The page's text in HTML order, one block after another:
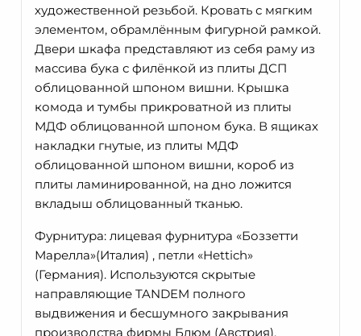
художественной резьбой. Кровать с мягким
элементом, обрамлённым фигурной рамкой.
Двери шкафа представляют из себя раму из
массива бука с филёнкой из плиты ДСП
облицованной шпоном вишни. Крышка
комода и тумбы прикроватной из плиты
МДФ облицованной шпоном бука. В ящиках
накладки гнутые, из плиты МДФ
облицованной шпоном вишни, короб из
плиты ламинированной, на дно ложится
вкладыш облицованный тканью.
Фурнитура: лицевая фурнитура «Боззетти
Марелла»(Италия) , петли «Неttich»
(Германия). Используются скрытые
направляющие TANDEM полного
выдвижения и бесшумного закрывания
производства фирмы Блюм (Австрия).